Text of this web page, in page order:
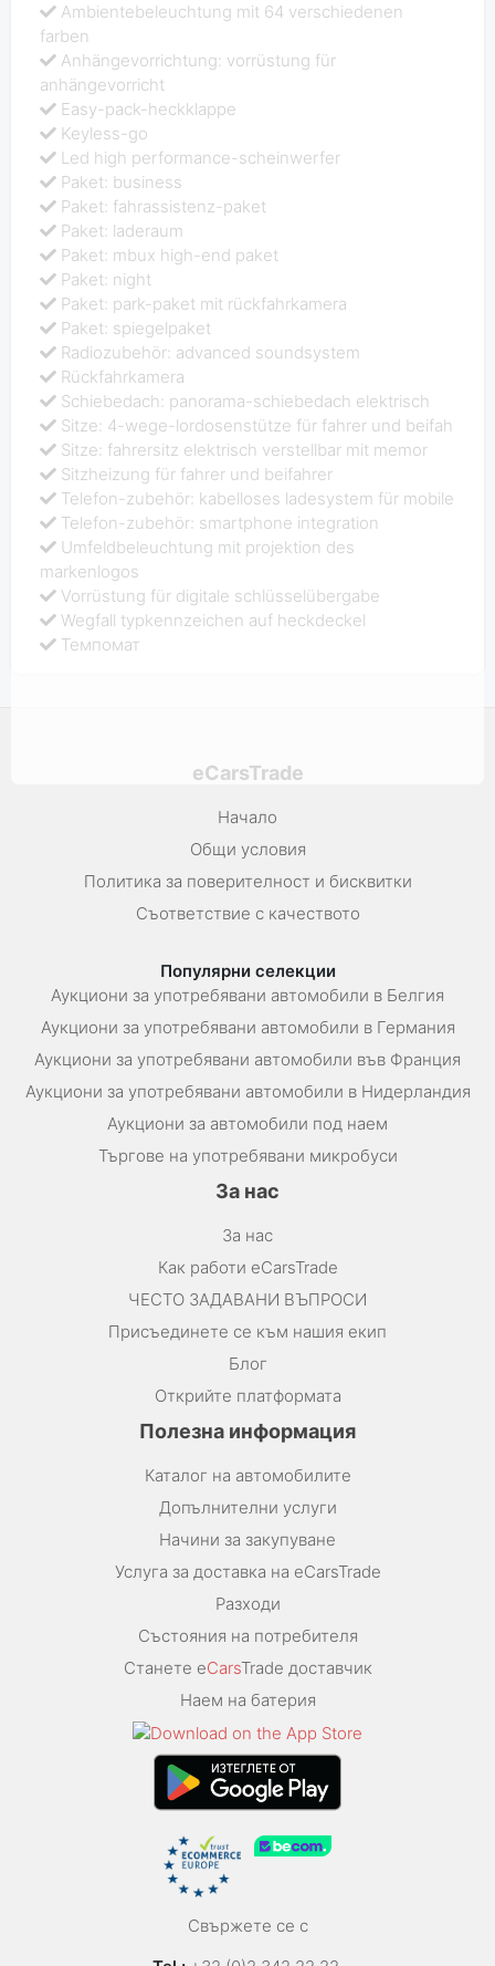
Ambientebeleuchtung mit 64 verschiedenen
farben
Anhängevorrichtung: vorrüstung für
anhängevorricht
Easy-pack-heckklappe
Keyless-go
Led high performance-scheinwerfer
Paket: business
Paket: fahrassistenz-paket
Paket: laderaum
Paket: mbux high-end paket
Paket: night
Paket: park-paket mit rückfahrkamera
Paket: spiegelpaket
Radiozubehör: advanced soundsystem
Rückfahrkamera
Schiebedach: panorama-schiebedach elektrisch
Sitze: 4-wege-lordosenstütze für fahrer und beifah
Sitze: fahrersitz elektrisch verstellbar mit memor
Sitzheizung für fahrer und beifahrer
Telefon-zubehör: kabelloses ladesystem für mobile
Telefon-zubehör: smartphone integration
Umfeldbeleuchtung mit projektion des
markenlogos
Vorrüstung für digitale schlüsselübergabe
Wegfall typkennzeichen auf heckdeckel
Темпомат
eCarsTrade
Начало
Общи условия
Политика за поверителност и бисквитки
Съответствие с качеството
Популярни селекции
Аукциони за употребявани автомобили в Белгия
Аукциони за употребявани автомобили в Германия
Аукциони за употребявани автомобили във Франция
Аукциони за употребявани автомобили в Нидерландия
Аукциони за автомобили под наем
Търгове на употребявани микробуси
За нас
За нас
Как работи eCarsTrade
ЧЕСТО ЗАДАВАНИ ВЪПРОСИ
Присъединете се към нашия екип
Блог
Открийте платформата
Полезна информация
Каталог на автомобилите
Допълнителни услуги
Начини за закупуване
Услуга за доставка на eCarsTrade
Разходи
Състояния на потребителя
Станете eCarsTrade доставчик
Наем на батерия
Свържете се с